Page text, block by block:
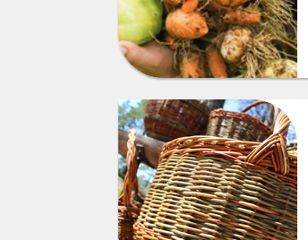
Västra Götalands län
Örebro län
Karlshamn
Karlskrona
Kinna
Kungsbacka
Laxå
Lilla Edet